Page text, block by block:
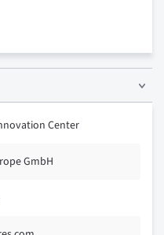
Center
GmbH